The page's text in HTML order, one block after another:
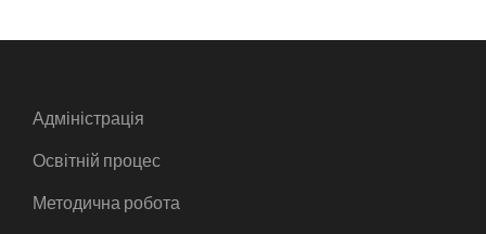
Адміністрація
Освітній процес
Методична робота